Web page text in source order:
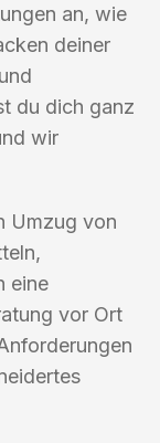
an, wie
deiner
du dich ganz
wir
Umzug von
eine
vor Ort